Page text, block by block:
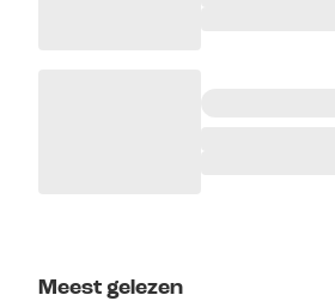
Meest gelezen